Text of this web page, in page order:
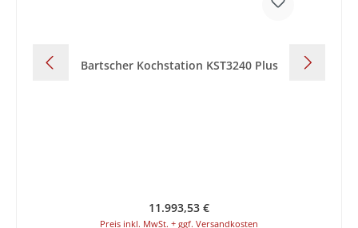
Bartscher Kochstation KST3240 Plus
Regulärer Preis:
11.993,53 €
Preis inkl. MwSt. + ggf. Versandkosten